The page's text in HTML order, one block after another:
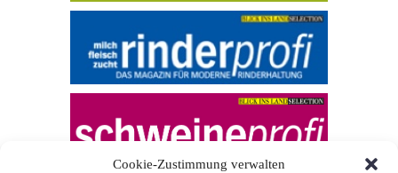
Cookie-Zustimmung verwalten